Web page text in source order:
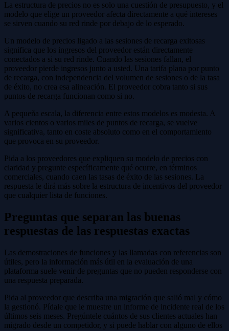
La estructura de precios no es solo una cuestión de presupuesto, y el
modelo que elige un proveedor afecta directamente a qué intereses
se sirven cuando su red rinde por debajo de lo esperado.
Un modelo de precios ligado a las sesiones de recarga exitosas
significa que los ingresos del proveedor están directamente
conectados a si su red rinde. Cuando las sesiones fallan, el
proveedor pierde ingresos junto a usted. Una tarifa plana por punto
de recarga, con independencia del volumen de sesiones o de la tasa
de éxito, no crea esa alineación. El proveedor cobra tanto si sus
puntos de recarga funcionan como si no.
A pequeña escala, la diferencia entre estos modelos es modesta. A
varios cientos o varios miles de puntos de recarga, se vuelve
significativa, tanto en coste absoluto como en el comportamiento
que provoca en su proveedor.
Pida a los proveedores que expliquen su modelo de precios con
claridad y pregunte específicamente qué ocurre, en términos
comerciales, cuando caen las tasas de éxito de las sesiones. La
respuesta le dirá más sobre la estructura de incentivos del proveedor
que cualquier lista de funciones.
Preguntas que separan las buenas
respuestas de las respuestas exactas
Las demostraciones de funciones y las llamadas con referencias son
útiles, pero la información más útil en la evaluación de una
plataforma suele venir de preguntas que no pueden responderse con
una respuesta preparada.
Pida al proveedor que describa una migración que salió mal y cómo
la gestionó. Pídale que le muestre un informe de incidente real de los
últimos seis meses. Pregúntele cuántos de sus clientes actuales han
migrado desde un competidor, y si puede hablar con alguno de ellos